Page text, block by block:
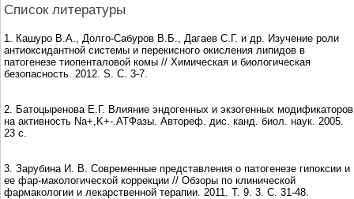
Список литературы
1. Кашуро В.А., Долго-Сабуров В.Б., Дагаев С.Г. и др. Изучение роли
антиоксидантной системы и перекисного окисления липидов в
патогенезе тиопенталовой комы // Химическая и биологическая
безопасность. 2012. S. С. 3-7.
2. Батоцыренова Е.Г. Влияние эндогенных и экзогенных модификаторов
на активность Na+,K+-.АТФазы. Автореф. дис. канд. биол. наук. 2005.
23 с.
3. Зарубина И. В. Современные представления о патогенезе гипоксии и
ее фар-макологической коррекции // Обзоры по клинической
фармакологии и лекарственной терапии. 2011. Т. 9. 3. С. 31-48.